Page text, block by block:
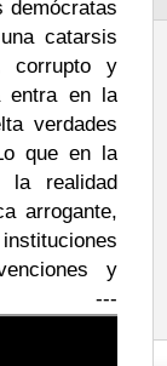
demócratas
catarsis
corrupto y
entra en la
verdades
que en la
la realidad
arrogante,
y
---